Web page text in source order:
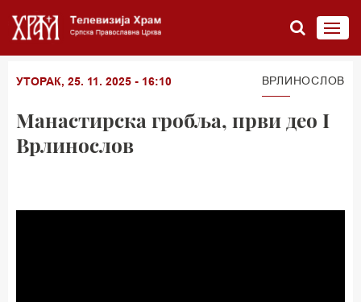
УТОРАК, 25. 11. 2025 - 16:10 ВРЛИНОСЛОВ
Манастирска гробља, први део I
Врлинослов